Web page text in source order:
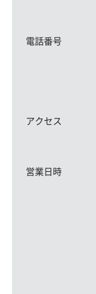
電話番号
アクセス
営業日時